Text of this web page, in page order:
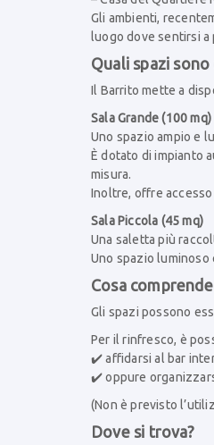
Gli ambienti,
luogo dove sentirsi
Quali spazi
Il Barrito mette a
Sala Grande (100 mq)
Uno spazio ampio e
È dotato di impianto
misura.
Inoltre, offre
Sala Piccola (45 mq)
Una saletta più
Uno spazio
Cosa
Gli spazi possono
Per il rinfresco, è
✔️ affidarsi al bar
✔️ oppure
(Non è previsto
Dove si trova?